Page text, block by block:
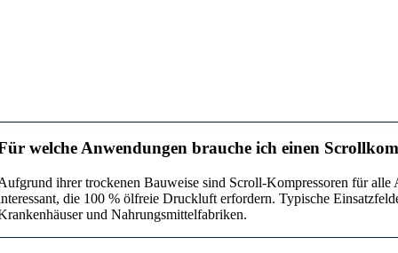
welche Anwendungen brauche ich einen
ihrer trockenen Bauweise sind Scroll-Kompressoren für alle
die 100 % ölfreie Druckluft erfordern. Typische
und Nahrungsmittelfabriken.